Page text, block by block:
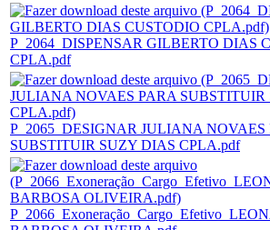
P_2064_DISPENSAR GILBERTO DIAS
CPLA.pdf
P_2065_DESIGNAR JULIANA NOVAES
SUBSTITUIR SUZY DIAS CPLA.pdf